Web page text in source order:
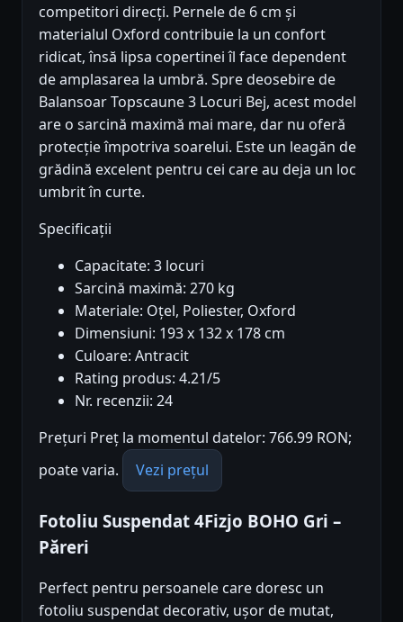
competitori direcți. Pernele de 6 cm și
materialul Oxford contribuie la un confort
ridicat, însă lipsa copertinei îl face dependent
de amplasarea la umbră. Spre deosebire de
Balansoar Topscaune 3 Locuri Bej, acest model
are o sarcină maximă mai mare, dar nu oferă
protecție împotriva soarelui. Este un leagăn de
grădină excelent pentru cei care au deja un loc
umbrit în curte.
Specificații
Capacitate: 3 locuri
Sarcină maximă: 270 kg
Materiale: Oțel, Poliester, Oxford
Dimensiuni: 193 x 132 x 178 cm
Culoare: Antracit
Rating produs: 4.21/5
Nr. recenzii: 24
Prețuri Preț la momentul datelor: 766.99 RON;
poate varia.
Vezi prețul
Fotoliu Suspendat 4Fizjo BOHO Gri –
Păreri
Perfect pentru persoanele care doresc un
fotoliu suspendat decorativ, ușor de mutat,